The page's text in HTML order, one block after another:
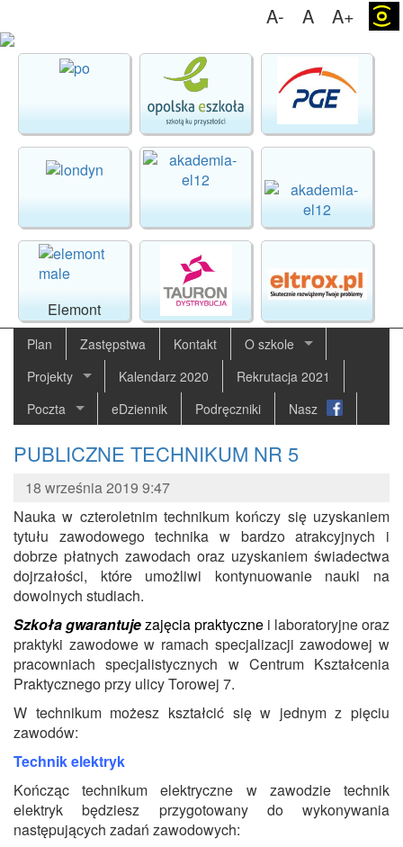
A- A A+ (o)
Elemont
Plan Zastępstwa Kontakt
O szkole
Projekty
Kalendarz 2020
Rekrutacja 2021
Poczta
eDziennik Podręczniki Nasz
PUBLICZNE TECHNIKUM NR 5
18 września 2019 9:47
Nauka w czteroletnim technikum kończy się uzyskaniem
tytułu zawodowego technika w bardzo atrakcyjnych i
dobrze płatnych zawodach oraz uzyskaniem świadectwa
dojrzałości, które umożliwi kontynuowanie nauki na
dowolnych studiach.
Szkoła gwarantujezajęcia praktyczne i laboratoryjne oraz
praktyki zawodowe w ramach specjalizacji zawodowej w
pracowniach specjalistycznych w Centrum Kształcenia
Praktycznego przy ulicy Torowej 7.
W technikum możesz kształcić się w jednym z pięciu
zawodów:
Technik elektryk
Kończąc technikum elektryczne w zawodzie technik
elektryk będziesz przygotowany do wykonywania
następujących zadań zawodowych: